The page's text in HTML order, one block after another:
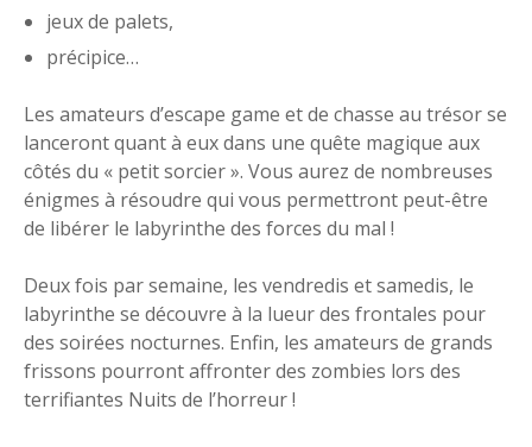
jeux de palets,
précipice…
Les amateurs d’escape game et de chasse au trésor se
lanceront quant à eux dans une quête magique aux
côtés du « petit sorcier ». Vous aurez de nombreuses
énigmes à résoudre qui vous permettront peut-être
de libérer le labyrinthe des forces du mal !
Deux fois par semaine, les vendredis et samedis, le
labyrinthe se découvre à la lueur des frontales pour
des soirées nocturnes. Enfin, les amateurs de grands
frissons pourront affronter des zombies lors des
terrifiantes Nuits de l’horreur !